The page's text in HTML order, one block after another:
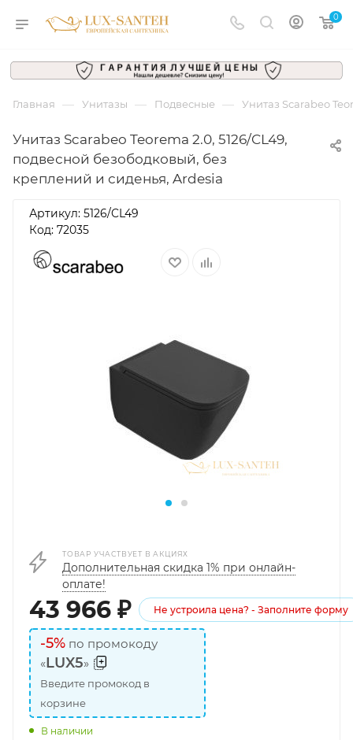
0
Главная — Унитазы — Подвесные — Унитаз Scarabeo
Унитаз Scarabeo Teorema 2.0, 5126/CL49,
подвесной безободковый, без
креплений и сиденья, Ardesia
Артикул: 5126/CL49
Код: 72035
ТОВАР УЧАСТВУЕТ В АКЦИЯХ
Дополнительная скидка 1% при онлайн-
оплате!
43 966 ₽ Не устроила цена? - Заполните форму
-5% по промокоду
«LUX5»
Введите промокод в
корзине
В наличии